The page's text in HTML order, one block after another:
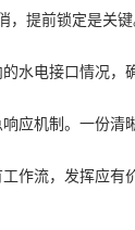
，提前锁定是关键
水电接口情况，
应机制。一份清
作流，发挥应有